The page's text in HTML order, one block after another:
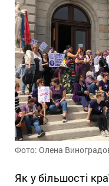
Фото: Олена
Як у більшості